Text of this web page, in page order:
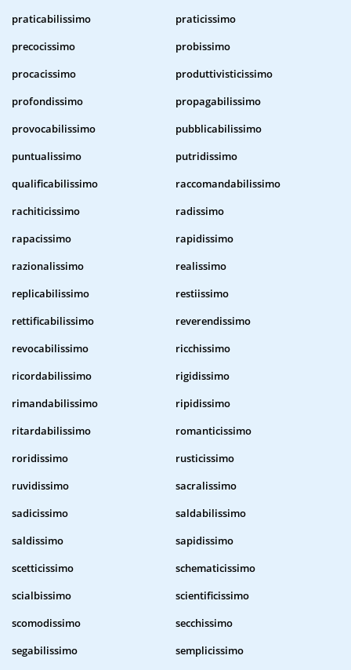
praticabilissimo
praticissimo
precocissimo
probissimo
procacissimo
produttivisticissimo
profondissimo
propagabilissimo
provocabilissimo
pubblicabilissimo
puntualissimo
putridissimo
qualificabilissimo
raccomandabilissimo
rachiticissimo
radissimo
rapacissimo
rapidissimo
razionalissimo
realissimo
replicabilissimo
restiissimo
rettificabilissimo
reverendissimo
revocabilissimo
ricchissimo
ricordabilissimo
rigidissimo
rimandabilissimo
ripidissimo
ritardabilissimo
romanticissimo
roridissimo
rusticissimo
ruvidissimo
sacralissimo
sadicissimo
saldabilissimo
saldissimo
sapidissimo
scetticissimo
schematicissimo
scialbissimo
scientificissimo
scomodissimo
secchissimo
segabilissimo
semplicissimo